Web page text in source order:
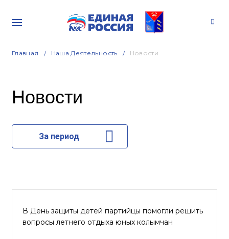
Главная Наша Деятельность Новости
Новости
За период
В День защиты детей партийцы помогли решить
вопросы летнего отдыха юных колымчан